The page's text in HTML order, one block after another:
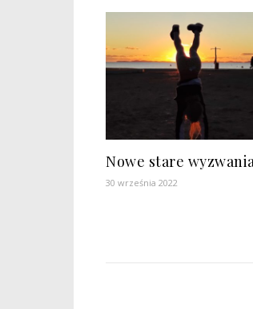
Nowe stare
30 września 2022